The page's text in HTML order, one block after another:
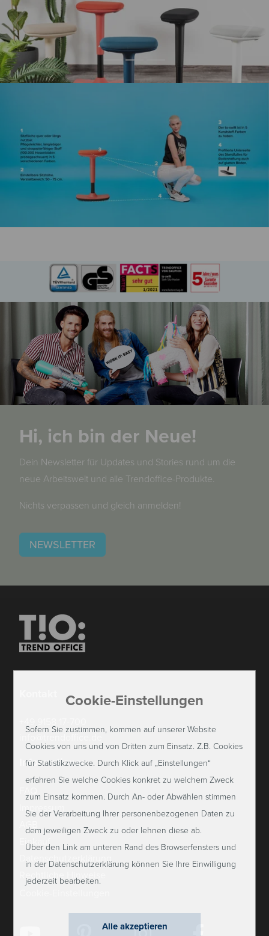
Cookie-Einstellungen
Sofern Sie zustimmen, kommen auf unserer Website
Cookies von uns und von Dritten zum Einsatz. Z.B. Cookies
für Statistikzwecke. Durch Klick auf „Einstellungen“
erfahren Sie welche Cookies konkret zu welchem Zweck
zum Einsatz kommen. Durch An- oder Abwählen stimmen
Sie der Verarbeitung Ihrer personenbezogenen Daten zu
dem jeweiligen Zweck zu oder lehnen diese ab.
Über den Link am unteren Rand des Browserfensters und
in der Datenschutzerklärung können Sie Ihre Einwilligung
jederzeit bearbeiten.
Alle akzeptieren
Hi, ich bin der Neue!
Dein Newsletter für Updates und Stories rund um die
neue Arbeitswelt und alle Trendoffice-Produkte.
Nichts verpassen und gleich anmelden!
NEWSLETTER
Informationen
Impressum
AGB
Einkauf
Datenschutzerklärung
Rechtliche Hinweise